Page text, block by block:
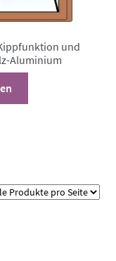
und
Aluminium
Die
Optionen